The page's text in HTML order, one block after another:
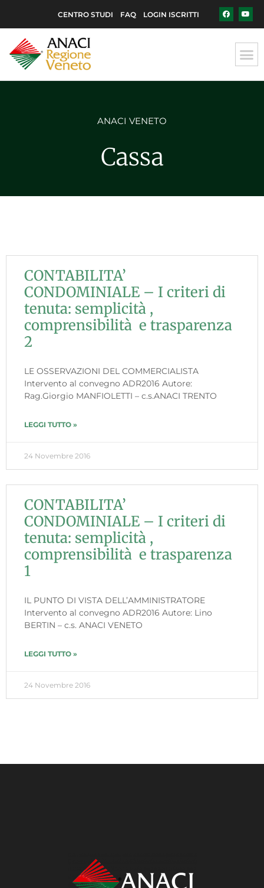
CENTRO STUDI FAQ LOGIN ISCRITTI
ANACI VENETO
Cassa
CONTABILITA’
CONDOMINIALE – I criteri di
tenuta: semplicità ,
comprensibilità e trasparenza
2
LE OSSERVAZIONI DEL COMMERCIALISTA
Intervento al convegno ADR2016 Autore:
Rag.Giorgio MANFIOLETTI – c.s.ANACI TRENTO
LEGGI TUTTO »
24 Novembre 2016
CONTABILITA’
CONDOMINIALE – I criteri di
tenuta: semplicità ,
comprensibilità e trasparenza
1
IL PUNTO DI VISTA DELL’AMMINISTRATORE
Intervento al convegno ADR2016 Autore: Lino
BERTIN – c.s. ANACI VENETO
LEGGI TUTTO »
24 Novembre 2016